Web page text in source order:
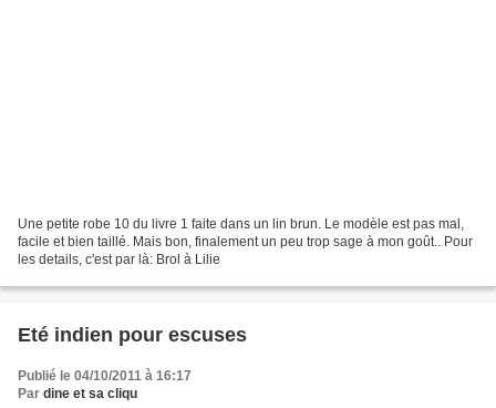
Une petite robe 10 du livre 1 faite dans un lin brun. Le modèle est pas mal,
facile et bien taillé. Mais bon, finalement un peu trop sage à mon goût.. Pour
les details, c'est par là: Brol à Lilie
Eté indien pour escuses
Publié le 04/10/2011 à 16:17
Par dine et sa cliqu